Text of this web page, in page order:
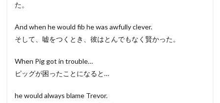
た。
And when he would fib he was awfully clever.
そして、嘘をつくとき、彼はとんでもなく賢かった。
When Pig got in trouble…
ピッグが困ったことになると…
he would always blame Trevor.